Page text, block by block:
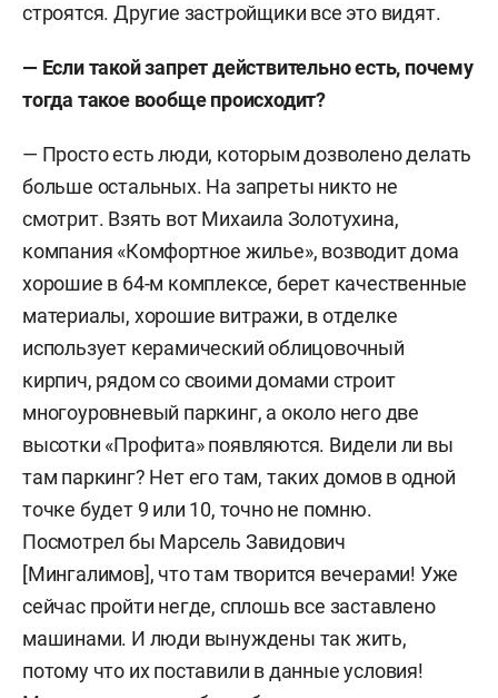
строятся. Другие застройщики все это видят.
— Если такой запрет действительно есть, почему
тогда такое вообще происходит?
— Просто есть люди, которым дозволено делать
больше остальных. На запреты никто не
смотрит. Взять вот Михаила Золотухина,
компания «Комфортное жилье», возводит дома
хорошие в 64-м комплексе, берет качественные
материалы, хорошие витражи, в отделке
использует керамический облицовочный
кирпич, рядом со своими домами строит
многоуровневый паркинг, а около него две
высотки «Профита» появляются. Видели ли вы
там паркинг? Нет его там, таких домов в одной
точке будет 9 или 10, точно не помню.
Посмотрел бы Марсель Завидович
[Мингалимов], что там творится вечерами! Уже
сейчас пройти негде, сплошь все заставлено
машинами. И люди вынуждены так жить,
потому что их поставили в данные условия!